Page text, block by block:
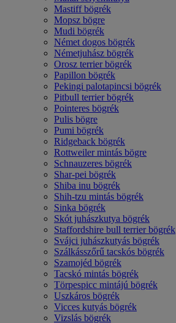
Mastiff bögrék
Mopsz bögre
Mudi bögrék
Német dogos bögrék
Németjuhász bögrék
Orosz terrier bögrék
Papillon bögrék
Pekingi palotapincsi bögrék
Pitbull terrier bögrék
Pointeres bögrék
Pulis bögre
Pumi bögrék
Ridgeback bögrék
Rottweiler mintás bögre
Schnauzeres bögrék
Shar-pei bögrék
Shiba inu bögrék
Shih-tzu mintás bögrék
Sinka bögrék
Skót juhászkutya bögrék
Staffordshire bull terrier bögrék
Svájci juhászkutyás bögrék
Szálkásszőrű tacskós bögrék
Szamojéd bögrék
Tacskó mintás bögrék
Törpespicc mintájú bögrék
Uszkáros bögrék
Vicces kutyás bögrék
Vizslás bögrék